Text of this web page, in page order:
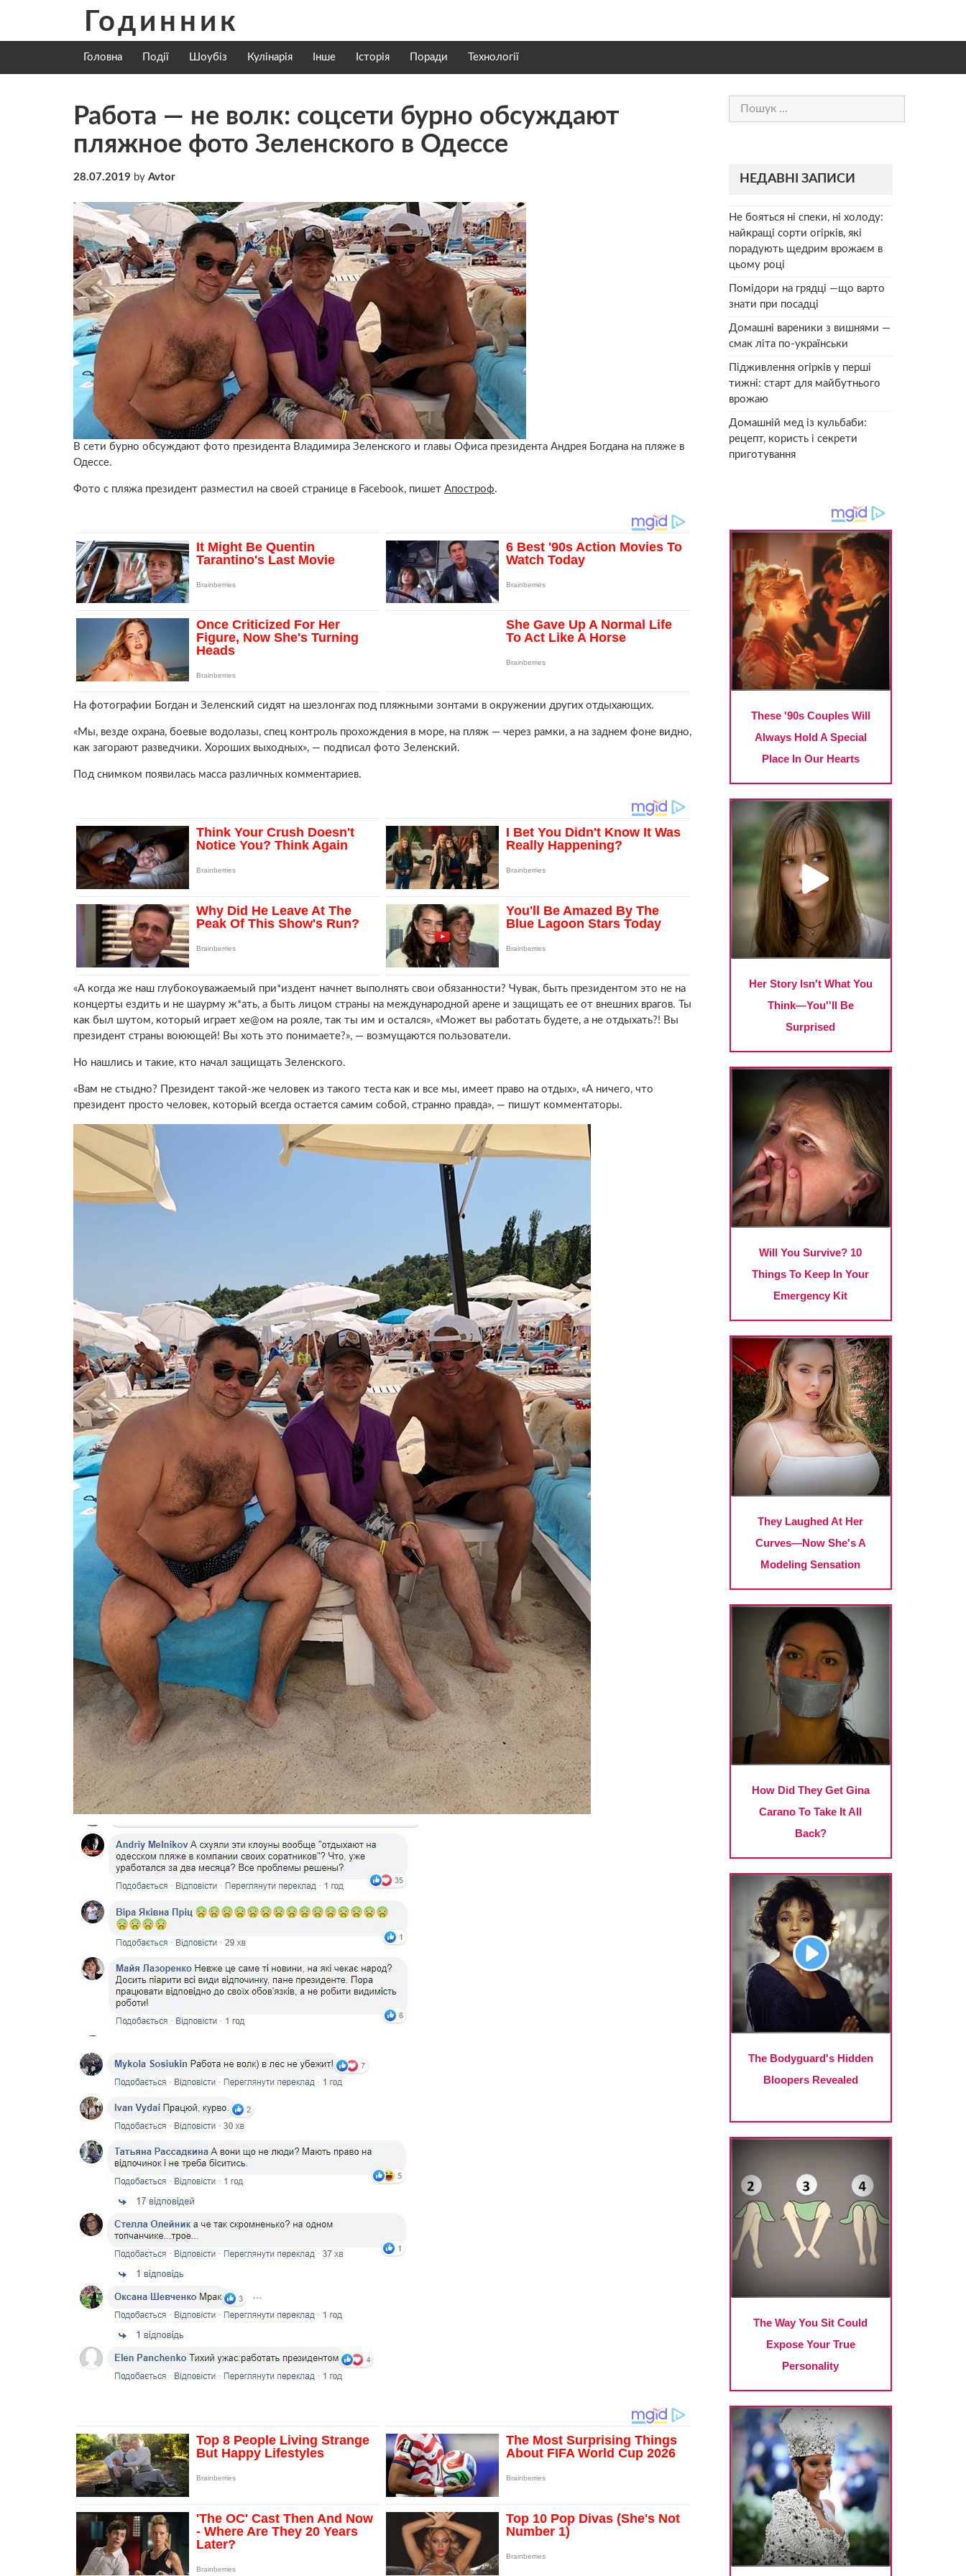
content
Годинник
Головна Події Шоубіз Кулінарія Інше Історія Поради Технології
Работа — не волк: соцсети бурно обсуждают
пляжное фото Зеленского в Одессе
28.07.2019 by Avtor
В сети бурно обсуждают фото президента Владимира Зеленского и главы Офиса президента Андрея Богдана на пляже в
Одессе.
Фото с пляжа президент разместил на своей странице в Facebook, пишет Апостроф.
На фотографии Богдан и Зеленский сидят на шезлонгах под пляжными зонтами в окружении других отдыхающих.
«Мы, везде охрана, боевые водолазы, спец контроль прохождения в море, на пляж — через рамки, а на заднем фоне видно,
как загорают разведчики. Хороших выходных», — подписал фото Зеленский.
Под снимком появилась масса различных комментариев.
«А когда же наш глубокоуважаемый при*издент начнет выполнять свои обязанности? Чувак, быть президентом это не на
концерты ездить и не шаурму ж*ать, а быть лицом страны на международной арене и защищать ее от внешних врагов. Ты
как был шутом, который играет хе@ом на рояле, так ты им и остался», «Может вы работать будете, а не отдыхать?! Вы
президент страны воюющей! Вы хоть это понимаете?», — возмущаются пользователи.
Но нашлись и такие, кто начал защищать Зеленского.
«Вам не стыдно? Президент такой-же человек из такого теста как и все мы, имеет право на отдых», «А ничего, что
президент просто человек, который всегда остается самим собой, странно правда», — пишут комментаторы.
Пошук:
НЕДАВНІ ЗАПИСИ
Не бояться ні спеки, ні холоду:
найкращі сорти огірків, які
порадують щедрим врожаєм в
цьому році
Помідори на грядці —що варто
знати при посадці
Домашні вареники з вишнями —
смак літа по-українськи
Підживлення огірків у перші
тижні: старт для майбутнього
врожаю
Домашній мед із кульбаби:
рецепт, користь і секрети
приготування